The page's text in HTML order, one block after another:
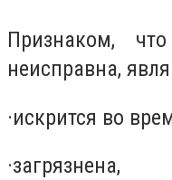
Признаком,
неисправна,
·искрится во
·загрязнена,